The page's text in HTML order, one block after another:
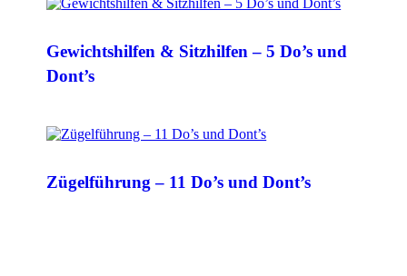
Gewichtshilfen & Sitzhilfen – 5 Do’s und
Dont’s
Zügelführung – 11 Do’s und Dont’s